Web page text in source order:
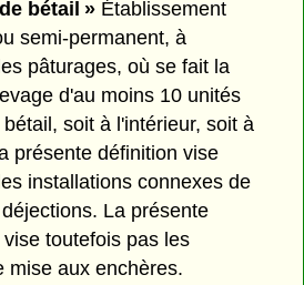
bétail »Établissement
semi-permanent, à
pâturages, où se fait la
d'au moins 10 unités
soit à l'intérieur, soit à
présente définition vise
installations connexes de
La présente
toutefois pas les
mise aux enchères.